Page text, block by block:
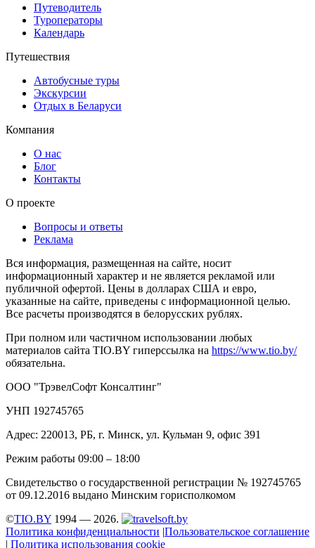
Путеводитель
Туроператоры
Календарь
Путешествия
Автобусные туры
Экскурсии
Отдых в Беларуси
Компания
О нас
Блог
Контакты
О проекте
Вопросы и ответы
Реклама
Вся информация, размещенная на сайте, носит
информационный характер и не является рекламой или
публичной офертой. Цены в долларах США и евро,
указанные на сайте, приведены с информационной целью.
Все расчеты производятся в белорусских рублях.
При полном или частичном использовании любых
материалов сайта TIO.BY гиперссылка на https://www.tio.by/
обязательна.
ООО "ТрэвелСофт Консалтинг"
УНП 192745765
Адрес: 220013, РБ, г. Минск, ул. Кульман 9, офис 391
Режим работы 09:00 – 18:00
Свидетельство о государственной регистрации № 192745765
от 09.12.2016 выдано Минским горисполкомом
©TIO.BY 1994 — 2026.
Политика конфиденциальности |Пользовательское соглашение
| Политика использования cookie